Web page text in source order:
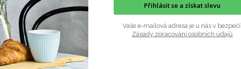
Přihlásit se a získat slevu
Vaše e-mailová adresa je u nás v bezpečí.
Zásady zpracování osobních údajů